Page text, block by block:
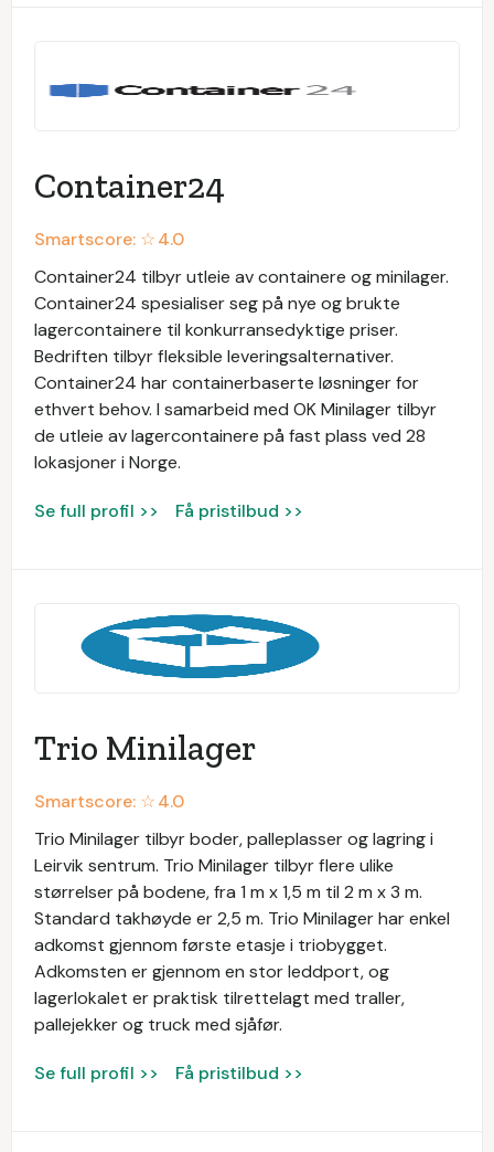
Container24
Smartscore: ☆4.0
Container24 tilbyr utleie av containere og minilager.
Container24 spesialiser seg på nye og brukte
lagercontainere til konkurransedyktige priser.
Bedriften tilbyr fleksible leveringsalternativer.
Container24 har containerbaserte løsninger for
ethvert behov. I samarbeid med OK Minilager tilbyr
de utleie av lagercontainere på fast plass ved 28
lokasjoner i Norge.
Se full profil >> Få pristilbud >>
Trio Minilager
Smartscore: ☆4.0
Trio Minilager tilbyr boder, palleplasser og lagring i
Leirvik sentrum. Trio Minilager tilbyr flere ulike
størrelser på bodene, fra 1 m x 1,5 m til 2 m x 3 m.
Standard takhøyde er 2,5 m. Trio Minilager har enkel
adkomst gjennom første etasje i triobygget.
Adkomsten er gjennom en stor leddport, og
lagerlokalet er praktisk tilrettelagt med traller,
pallejekker og truck med sjåfør.
Se full profil >> Få pristilbud >>